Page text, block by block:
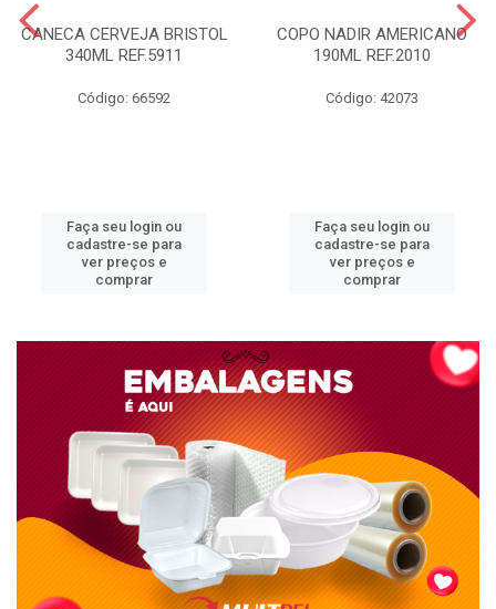
CANECA CERVEJA BRISTOL
340ML REF.5911
Código: 66592
Faça seu login ou
cadastre-se para
ver preços e
comprar
COPO NADIR AMERICANO
190ML REF.2010
Código: 42073
Faça seu login ou
cadastre-se para
ver preços e
comprar